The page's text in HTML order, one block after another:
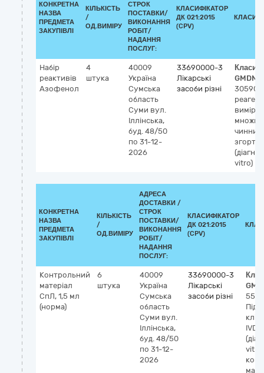
КОНКРЕТНА
НАЗВА
ПРЕДМЕТА
ЗАКУПІВЛІ
КІЛЬКІСТЬ
/
ОД.ВИМІРУ
СТРОК
ПОСТАВКИ/
ВИКОНАННЯ
РОБІТ/
НАДАННЯ
ПОСЛУГ:
КЛАСИФІКАТОР
ДК 021:2015
(CPV)
Набір
реактивів
Азофенол
4
штука
40009
Україна
Сумська
область
Суми вул.
Іллінська,
буд. 48/50
по 31-12-
2026
33690000-3
Лікарські
засоби різні
GMDN-
30590
vitro)
КОНКРЕТНА
НАЗВА
ПРЕДМЕТА
ЗАКУПІВЛІ
КІЛЬКІСТЬ
/
ОД.ВИМІРУ
АДРЕСА
ДОСТАВКИ /
СТРОК
ПОСТАВКИ/
ВИКОНАННЯ
РОБІТ/
НАДАННЯ
ПОСЛУГ:
КЛАСИФІКАТОР
ДК 021:2015
(CPV)
Контрольний
матеріал
СпЛ, 1,5 мл
(норма)
6
штука
40009
Україна
Сумська
область
Суми вул.
Іллінська,
буд. 48/50
по 31-12-
2026
33690000-3
Лікарські
засоби різні
IVD